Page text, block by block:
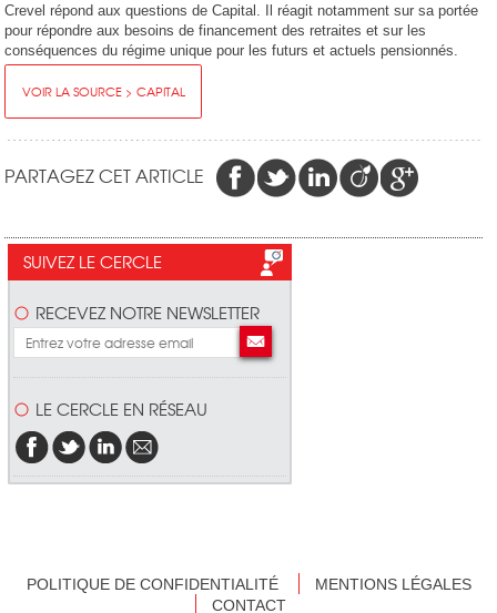
Crevel répond aux questions de Capital. Il réagit notamment sur sa portée
pour répondre aux besoins de financement des retraites et sur les
conséquences du régime unique pour les futurs et actuels pensionnés.
VOIR LA SOURCE > CAPITAL
PARTAGEZ CET ARTICLE
SUIVEZ LE CERCLE
RECEVEZ NOTRE NEWSLETTER
LE CERCLE EN RÉSEAU
POLITIQUE DE CONFIDENTIALITÉ
MENTIONS LÉGALES
CONTACT